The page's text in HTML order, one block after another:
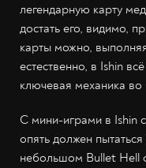
легендарную карту
достать его, видимо,
карты можно,
естественно, в Ishin
ключевая механика во
С мини-играми в Ishin
опять должен
небольшом Bullet Hell